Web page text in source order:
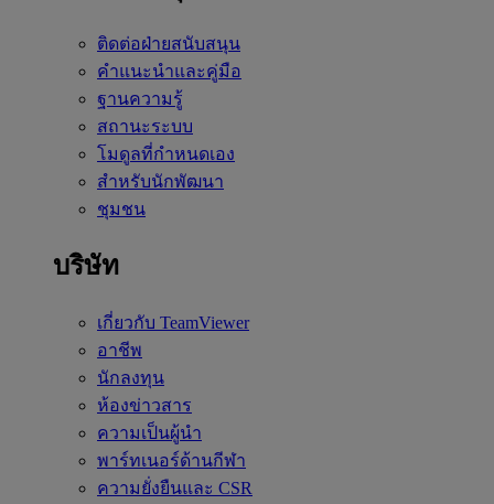
ติดต่อฝ่ายสนับสนุน
คำแนะนำและคู่มือ
ฐานความรู้
สถานะระบบ
โมดูลที่กำหนดเอง
สำหรับนักพัฒนา
ชุมชน
บริษัท
เกี่ยวกับ TeamViewer
อาชีพ
นักลงทุน
ห้องข่าวสาร
ความเป็นผู้นำ
พาร์ทเนอร์ด้านกีฬา
ความยั่งยืนและ CSR